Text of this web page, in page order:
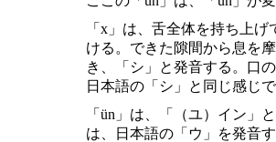
「x」は、舌全体を持ち上
ける。できた隙間から息を
き、「シ」と発音する。口
日本語の「シ」と同じ感じで
「ün」は、「（ユ）イン」
は、日本語の「ウ」を発音